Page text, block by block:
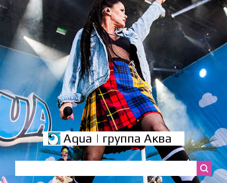
Aqua | группа Аква